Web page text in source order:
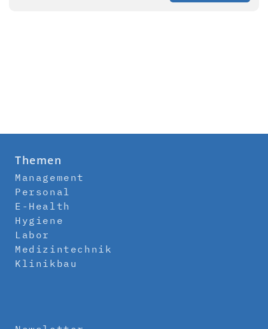
Themen
Management
Personal
E-Health
Hygiene
Labor
Medizintechnik
Klinikbau